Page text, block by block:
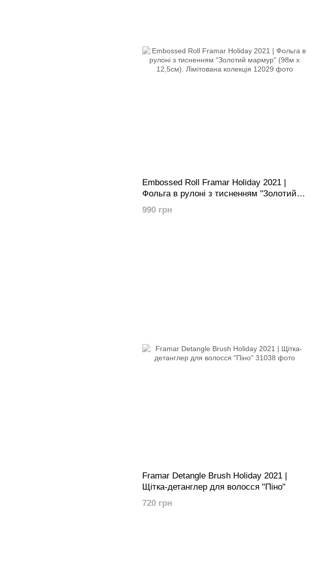
Embossed Roll Framar Holiday 2021 |
Фольга в рулоні з тисненням "Золотий
мармур" (98м х 12,5см). Лімітована
колекція
990 грн
Framar Detangle Brush Holiday 2021 |
Щітка-детанглер для волосся "Піно"
720 грн